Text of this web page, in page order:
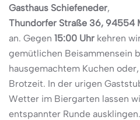
Gasthaus Schiefeneder,
Thundorfer Straße 36, 94554
an. Gegen 15:00 Uhr kehren
gemütlichen Beisammensein
hausgemachtem Kuchen
Brotzeit. In der urigen
Wetter im Biergarten lassen
entspannter Runde ausklingen.